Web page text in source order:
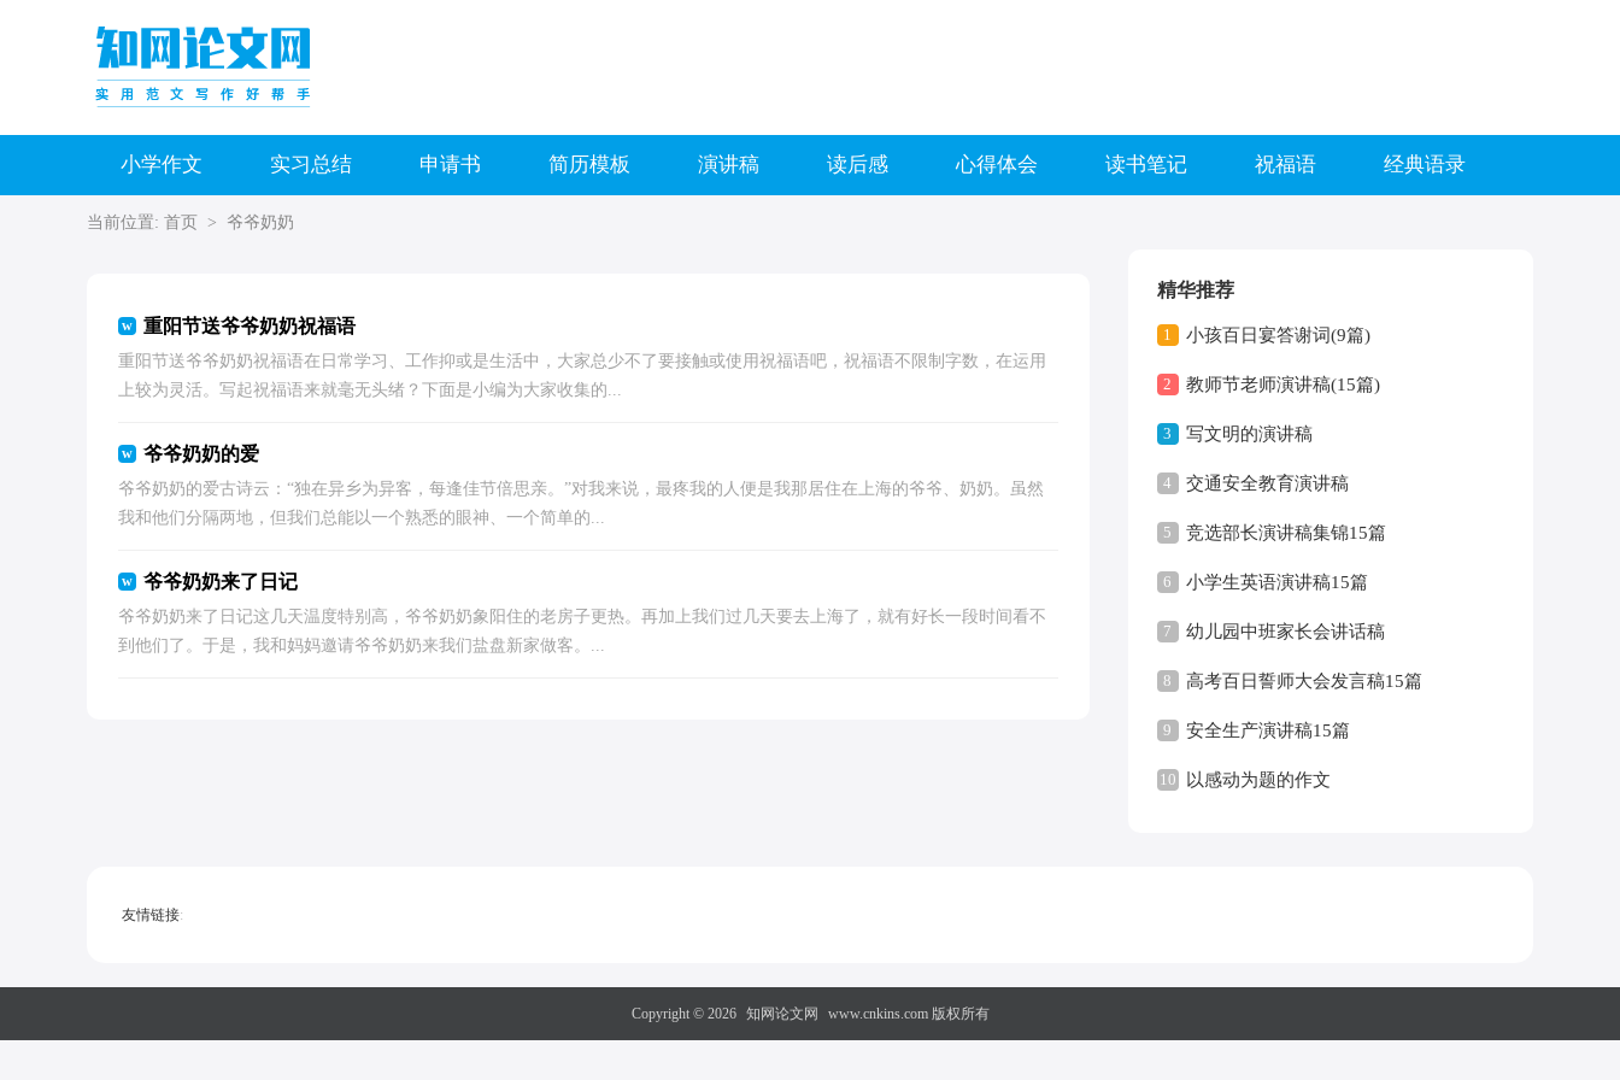
小学作文 实习总结 申请书 简历模板 演讲稿 读后感 心得体会 读书笔记 祝福语 经典语录
当前位置: 首页 > 爷爷奶奶
重阳节送爷爷奶奶祝福语
重阳节送爷爷奶奶祝福语在日常学习、工作抑或是生活中，大家总少不了要接触或使用祝福语吧，祝福语不限制字数，在运用
上较为灵活。写起祝福语来就毫无头绪？下面是小编为大家收集的...
爷爷奶奶的爱
爷爷奶奶的爱古诗云：“独在异乡为异客，每逢佳节倍思亲。”对我来说，最疼我的人便是我那居住在上海的爷爷、奶奶。虽然
我和他们分隔两地，但我们总能以一个熟悉的眼神、一个简单的...
爷爷奶奶来了日记
爷爷奶奶来了日记这几天温度特别高，爷爷奶奶象阳住的老房子更热。再加上我们过几天要去上海了，就有好长一段时间看不
到他们了。于是，我和妈妈邀请爷爷奶奶来我们盐盘新家做客。...
精华推荐
1 小孩百日宴答谢词(9篇)
2 教师节老师演讲稿(15篇)
3 写文明的演讲稿
4 交通安全教育演讲稿
5 竞选部长演讲稿集锦15篇
6 小学生英语演讲稿15篇
7 幼儿园中班家长会讲话稿
8 高考百日誓师大会发言稿15篇
9 安全生产演讲稿15篇
10 以感动为题的作文
友情链接:
Copyright © 2026 知网论文网 www.cnkins.com 版权所有